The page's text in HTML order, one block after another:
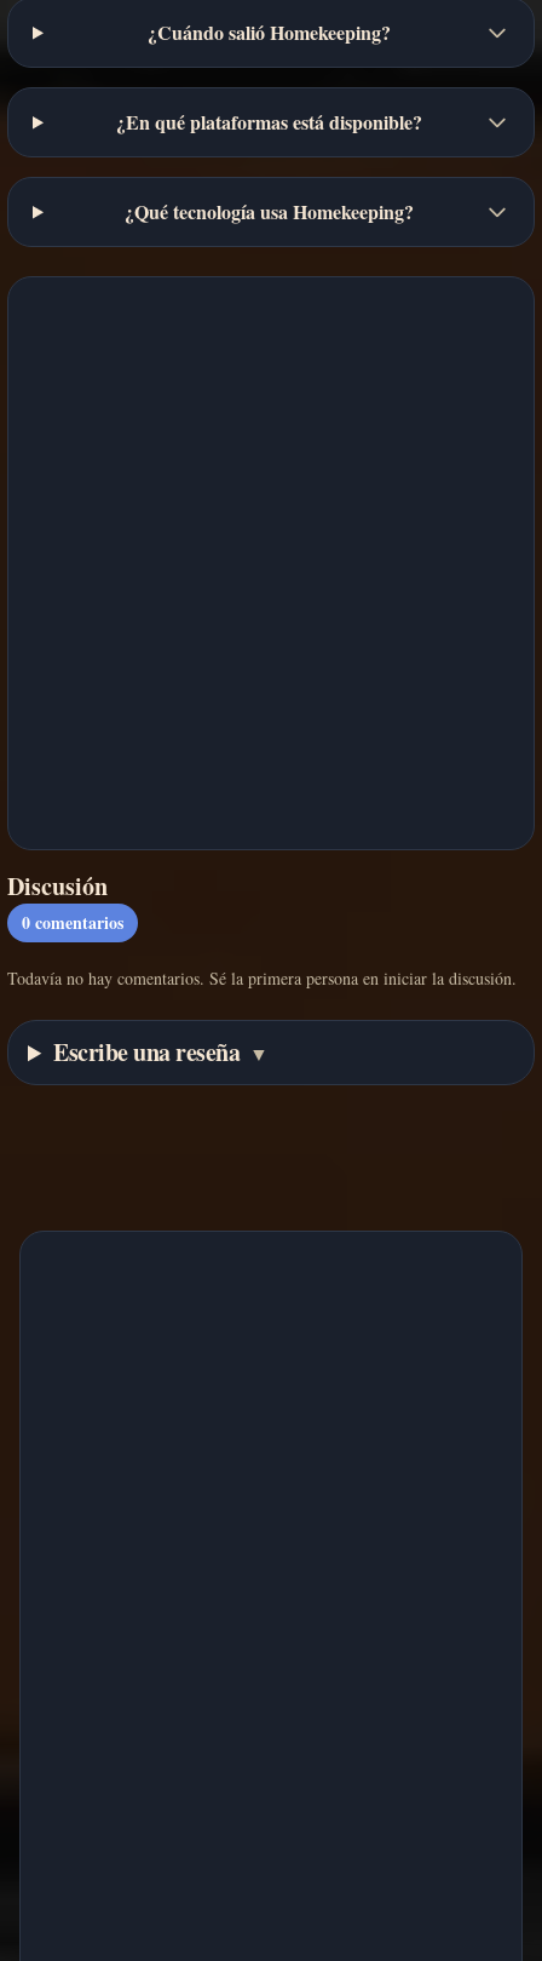
¿Cuándo salió Homekeeping?
¿En qué plataformas está disponible?
¿Qué tecnología usa Homekeeping?
Discusión
0comentarios
Todavía no hay comentarios. Sé la primera persona en iniciar la discusión.
Escribe una reseña ▼